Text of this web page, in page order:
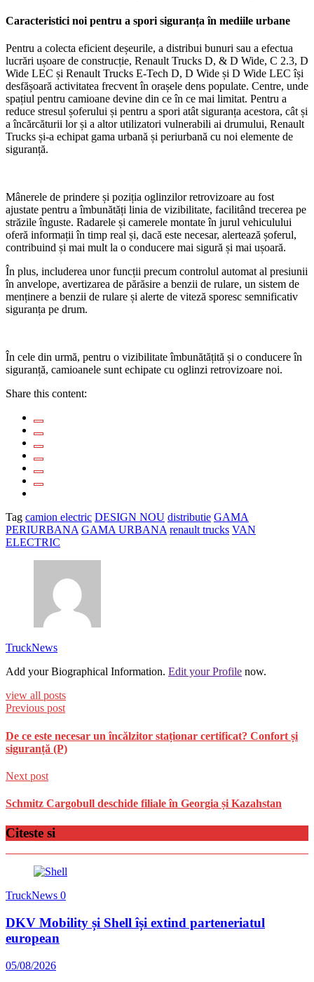
Caracteristici noi pentru a spori siguranța în mediile urbane
Pentru a colecta eficient deșeurile, a distribui bunuri sau a efectua
lucrări ușoare de construcție, Renault Trucks D, & D Wide, C 2.3, D
Wide LEC și Renault Trucks E-Tech D, D Wide și D Wide LEC își
desfășoară activitatea frecvent în orașele dens populate. Centre, unde
spațiul pentru camioane devine din ce în ce mai limitat. Pentru a
reduce stresul șoferului și pentru a spori atât siguranța acestora, cât și
a încărcăturii lor și a altor utilizatori vulnerabili ai drumului, Renault
Trucks și-a echipat gama urbană și periurbană cu noi elemente de
siguranță.
Mânerele de prindere și poziția oglinzilor retrovizoare au fost
ajustate pentru a îmbunătăți linia de vizibilitate, facilitând trecerea pe
străzile înguste. Radarele și camerele montate în jurul vehiculului
oferă informații în timp real și, dacă este necesar, alertează șoferul,
contribuind și mai mult la o conducere mai sigură și mai ușoară.
În plus, includerea unor funcții precum controlul automat al presiunii
în anvelope, avertizarea de părăsire a benzii de rulare, un sistem de
menținere a benzii de rulare și alerte de viteză sporesc semnificativ
siguranța pe drum.
În cele din urmă, pentru o vizibilitate îmbunătățită și o conducere în
siguranță, camioanele sunt echipate cu oglinzi retrovizoare noi.
Share this content:
Tag camion electric DESIGN NOU distributie GAMA
PERIURBANA GAMA URBANA renault trucks VAN
ELECTRIC
TruckNews
Add your Biographical Information. Edit your Profile now.
view all posts
Previous post
De ce este necesar un încălzitor staționar certificat? Confort și
siguranță (P)
Next post
Schmitz Cargobull deschide filiale în Georgia și Kazahstan
Citeste si
TruckNews 0
DKV Mobility și Shell își extind parteneriatul
european
05/08/2026